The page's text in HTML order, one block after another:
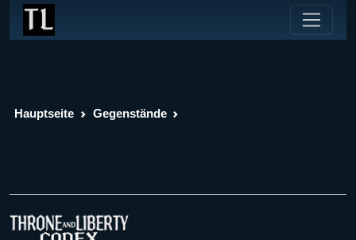
Hauptseite Gegenstände